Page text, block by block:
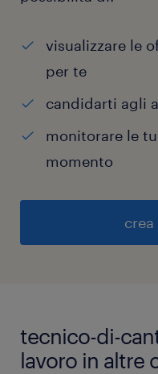
visualizzare le
per te
candidarti agli
monitorare le
momento
tecnico-di-
lavoro in altre